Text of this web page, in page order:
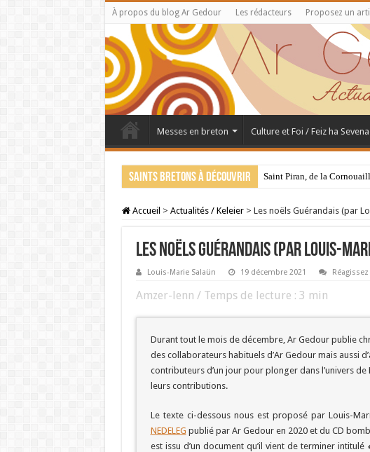
À propos du blog Ar Gedour Les rédacteurs Proposez un
Messes en breton Culture et Foi / Feiz ha
Saints bretons à découvrir Saint Piran, de la
Accueil > Actualités / Keleier > Les noëls Guérandais (par
Les noëls Guérandais (par Louis-
Louis-Marie Salaün 19 décembre 2021
Amzer-lenn / Temps de lecture : 3 min
Durant tout le mois de décembre, Ar Gedour publie
des collaborateurs habituels d’Ar Gedour mais aussi
contributeurs d’un jour pour plonger dans l’univers
leurs contributions.
Le texte ci-dessous nous est proposé par Louis-
NEDELEG publié par Ar Gedour en 2020 et du CD
est issu d’un document qu’il vient de terminer intitulé